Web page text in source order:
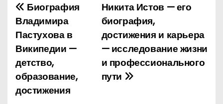
Н
а
в
и
г
Никита Истов — его
биография,
достижения и карьера
— исследование жизни
и профессионального
пути
Биография
Владимира
Пастухова в
Википедии —
детство,
образование,
достижения